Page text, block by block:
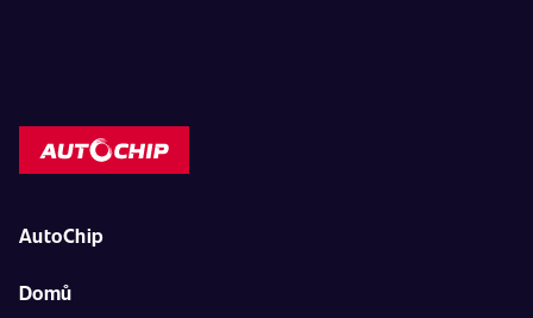
AutoChip
Domů